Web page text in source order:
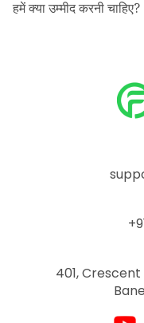
हमें क्या उम्मीद करनी चाहिए?
401,